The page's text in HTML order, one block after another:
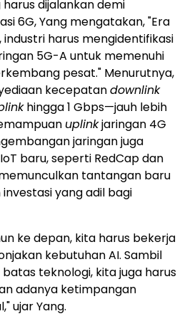
dijalankan demi
6G, Yang mengatakan, "Era
industri harus mengidentifikasi
5G-A untuk memenuhi
pesat." Menurutnya,
kecepatandownlink
hingga 1 Gbps—jauh lebih
uplinkjaringan 4G
jaringan juga
baru, seperti RedCap dan
tantangan baru
yang adil bagi
ke depan, kita harus bekerja
kebutuhan AI. Sambil
teknologi, kita juga harus
adanya ketimpangan
ujar Yang.